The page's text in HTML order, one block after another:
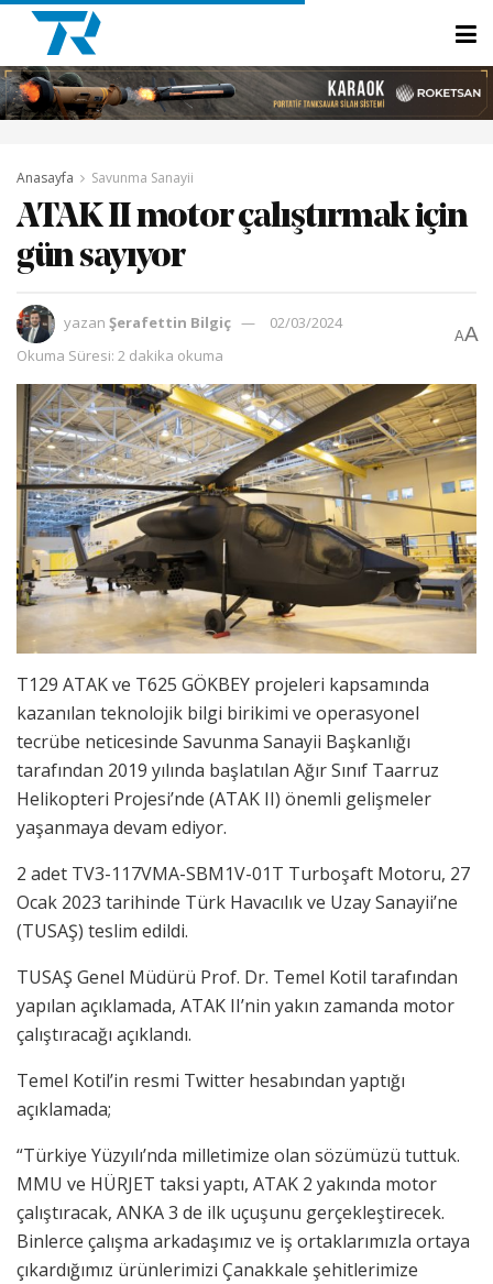
Anasayfa Savunma Sanayii
ATAK II motor çalıştırmak için
gün sayıyor
yazan Şerafettin Bilgiç
02/03/2024
Okuma Süresi: 2 dakika okuma
AA
T129 ATAK ve T625 GÖKBEY projeleri kapsamında
kazanılan teknolojik bilgi birikimi ve operasyonel
tecrübe neticesinde Savunma Sanayii Başkanlığı
tarafından 2019 yılında başlatılan Ağır Sınıf Taarruz
Helikopteri Projesi’nde (ATAK II) önemli gelişmeler
yaşanmaya devam ediyor.
2 adet TV3-117VMA-SBM1V-01T Turboşaft Motoru, 27
Ocak 2023 tarihinde Türk Havacılık ve Uzay Sanayii’ne
(TUSAŞ) teslim edildi.
TUSAŞ Genel Müdürü Prof. Dr. Temel Kotil tarafından
yapılan açıklamada, ATAK II’nin yakın zamanda motor
çalıştıracağı açıklandı.
Temel Kotil’in resmi Twitter hesabından yaptığı
açıklamada;
“Türkiye Yüzyılı’nda milletimize olan sözümüzü tuttuk.
MMU ve HÜRJET taksi yaptı, ATAK 2 yakında motor
çalıştıracak, ANKA 3 de ilk uçuşunu gerçekleştirecek.
Binlerce çalışma arkadaşımız ve iş ortaklarımızla ortaya
çıkardığımız ürünlerimizi Çanakkale şehitlerimize